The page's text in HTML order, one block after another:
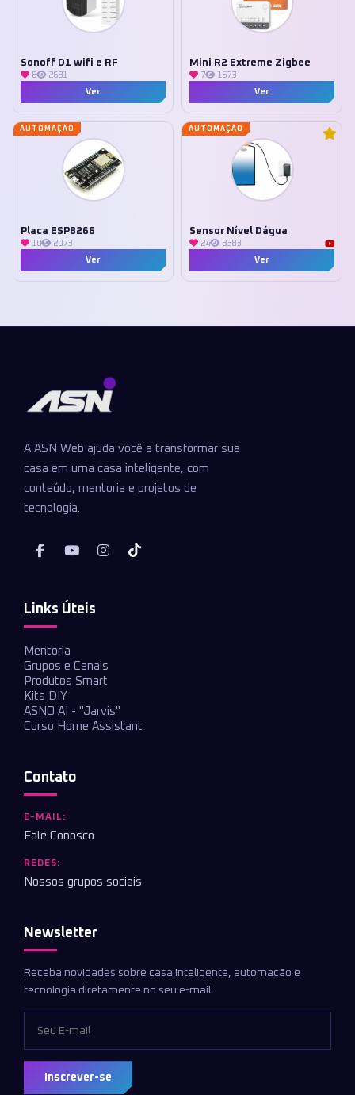
Sonoff D1 wifi e RF
8
2681
Ver
Mini R2 Extreme Zigbee
7
1573
Ver
AUTOMAÇÃO
Placa ESP8266
10
2073
Ver
AUTOMAÇÃO
Sensor Nível Dágua
24
3383
Ver
A ASN Web ajuda você a transformar sua
casa em uma casa inteligente, com
conteúdo, mentoria e projetos de
tecnologia.
Links Úteis
Mentoria
Grupos e Canais
Produtos Smart
Kits DIY
ASNO AI - "Jarvis"
Curso Home Assistant
Contato
E-MAIL:
Fale Conosco
REDES:
Nossos grupos sociais
Newsletter
Receba novidades sobre casa inteligente, automação e
tecnologia diretamente no seu e-mail.
Inscrever-se